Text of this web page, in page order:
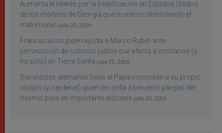
Aumenta el interés por la beatificación en Estados Unidos
de los mártires de Georgia que murieron defendiendo el
matrimonio julio 25, 2026
Franciscanos piden ayuda a Marco Rubio ante
persecución de colonos judíos que afecta a cristianos (y
no sólo) en Tierra Santa julio 25, 2026
Sacerdotes alemanes fieles al Papa contestan a su propio
obispo (y cardenal) quien les orilla a bendecir parejas del
mismo sexo en importante diócesis julio 25, 2026